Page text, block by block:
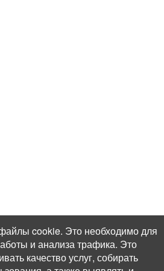
cookie. Это необходимо для
и анализа трафика. Это
качество услуг, собирать